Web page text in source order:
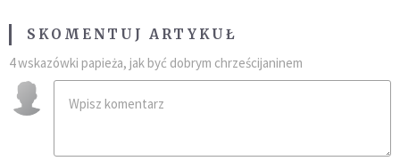
SKOMENTUJ ARTYKUŁ
4 wskazówki papieża, jak być dobrym chrześcijaninem